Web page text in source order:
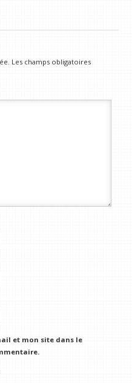
Les champs obligatoires
et mon site dans le